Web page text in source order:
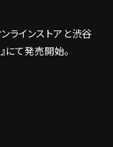
ラインストアと渋谷
にて発売開始。